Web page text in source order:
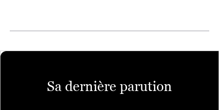
Sa dernière parution